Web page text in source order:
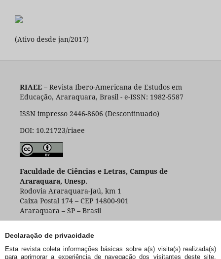
Declaração de privacidade
Esta revista coleta informações básicas sobre a(s) visita(s) realizada(s)
para aprimorar a experiência de navegação dos visitantes deste site,
(Ativo desde jan/2017)
RIAEE– Revista Ibero-Americana de Estudos em
Educação, Araraquara, Brasil - e-ISSN: 1982-5587
ISSN impresso 2446-8606 (Descontinuado)
DOI: 10.21723/riaee
Faculdade de Ciências e Letras, Campus de
Araraquara, Unesp.
Rodovia Araraquara-Jaú, km 1
Caixa Postal 174 – CEP 14800-901
Araraquara – SP – Brasil